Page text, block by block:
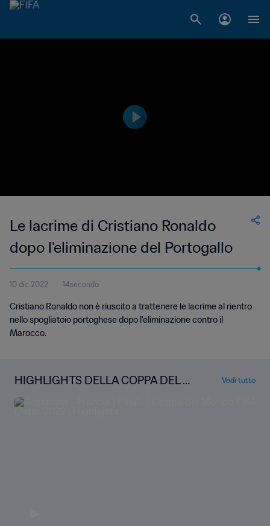
Le lacrime di Cristiano Ronaldo
dopo l'eliminazione del Portogallo
10 dic 2022 14secondo
Cristiano Ronaldo non è riuscito a trattenere le lacrime al rientro
nello spogliatoio portoghese dopo l'eliminazione contro il
Marocco.
HIGHLIGHTS DELLA COPPA DEL M
ONDO
Vedi tutto